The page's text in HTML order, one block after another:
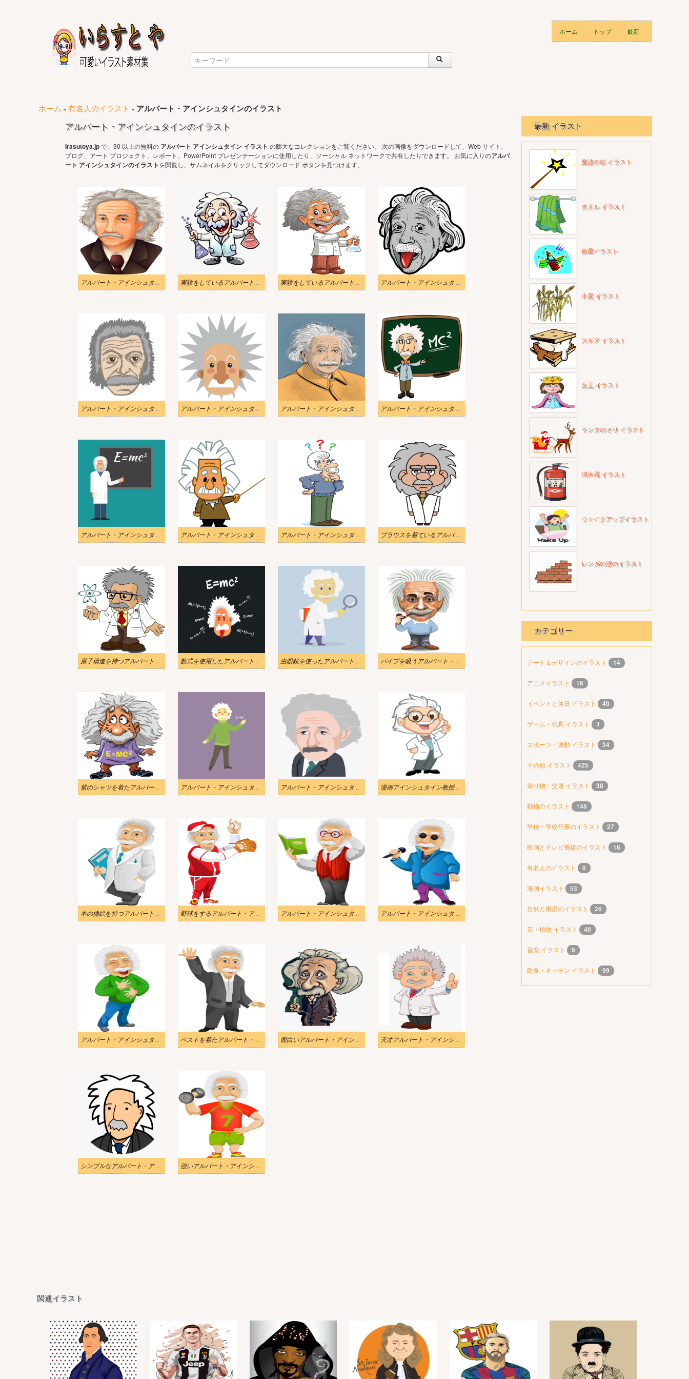
ホーム トップ 最新
ホーム » 有名人のイラスト » アルバート・アインシュタインのイラスト
アルバート・アインシュタインのイラスト
Irasutoya.jpで、30 以上の無料の アルバート アインシュタイン イラスト の膨大なコレクションをご覧ください。 次の画像をダウンロードして、Web サイト、
ブログ、アート プロジェクト、レポート、PowerPoint プレゼンテーションに使用したり、ソーシャル ネットワークで共有したりできます。 お気に入りのアルバ
ート アインシュタインのイラストを閲覧し、サムネイルをクリックしてダウンロード ボタンを見つけます。
アルバート・アインシュタイン 1 イラスト 実験をしているアルバート・アインシュタイン 1 イラスト 実験をしているアルバート・アインシュタインのイラスト アルバート・アインシュタインの有名な顔のイラスト
アルバート・アインシュタインの手描きイラスト アルバート・アインシュタインのアイコンイラスト アルバート・アインシュタインの肖像画イラスト アルバート・アインシュタインの教えのイラスト 1
アルバート・アインシュタインの教えのイラスト 2 アルバート・アインシュタインの教えのイラスト アルバート・アインシュタインの思考のイラスト ブラウスを着ているアルバート・アインシュタインのイラスト
原子構造を持つアルバート・アインシュタインのイラスト 数式を使用したアルバート アインシュタインのイラスト 虫眼鏡を使ったアルバート・アインシュタインのイラスト パイプを吸うアルバート・アインシュタインのイラスト
紫のシャツを着たアルバート・アインシュタインのイラスト アルバート・アインシュタインの執筆のイラスト アルバート・アインシュタインのイラスト 漫画アインシュタイン教授イラスト
本の挿絵を持つアルバート・アインシュタイン 野球をするアルバート・アインシュタインのイラスト アルバート・アインシュタインの読書本のイラスト アルバート・アインシュタインの歌うイラスト
アルバート・アインシュタインの笑顔のイラスト ベストを着たアルバート・アインシュタインのイラスト 面白いアルバート・アインシュタインのイラスト 天才アルバート・アインシュタインのイラスト
シンプルなアルバート・アインシュタインのイラスト 強いアルバート・アインシュタインのイラスト
最新 イラスト
魔法の杖 イラスト
タオル イラスト
衛星イラスト
小麦 イラスト
スモア イラスト
女王 イラスト
サンタのそり イラスト
消火器 イラスト
ウェイクアップイラスト
レンガの壁のイラスト
カテゴリー
アート＆デザインのイラスト 14
アニメイラスト 16
イベントと休日 イラスト 40
ゲーム・玩具 イラスト 3
スポーツ・運動 イラスト 34
その他 イラスト 425
乗り物・交通 イラスト 38
動物のイラスト 148
学校・学校行事のイラスト 27
映画とテレビ番組のイラスト 16
有名人のイラスト 8
漫画イラスト 53
自然と風景のイラスト 26
花・植物 イラスト 40
音楽 イラスト 9
飲食・キッチン イラスト 99
関連イラスト